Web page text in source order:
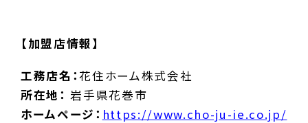
【加盟店情報】
工務店名：花住ホーム株式会社
所在地： 岩手県花巻市
ホームページ： https://www.cho-ju-ie.co.jp/